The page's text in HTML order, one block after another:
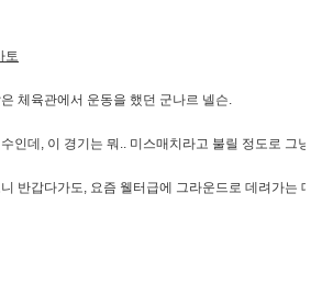
토
체육관에서 운동을 했던 군나르 넬슨.
인데, 이 경기는 뭐.. 미스매치라고 불릴 정도로 그냥
반갑다가도, 요즘 웰터급에 그라운드로 데려가는